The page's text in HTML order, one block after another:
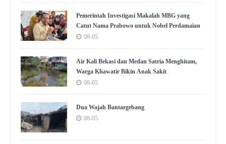
Pemerintah Investigasi Makalah MBG yang
Catut Nama Prabowo untuk Nobel Perdamaian
08-05
Air Kali Bekasi dan Medan Satria Menghitam,
Warga Khawatir Bikin Anak Sakit
08-05
Dua Wajah Bantargebang
08-05